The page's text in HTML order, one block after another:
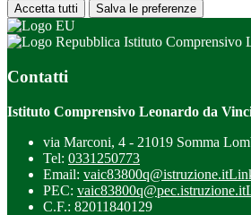
Accetta tutti Salva le preferenze
Istituto Comprensivo
Contatti
Istituto Comprensivo Leonardo da
via Marconi, 4 - 21019 Somma
Tel: 0331250773
Email: vaic83800q@istruzione.it
PEC: vaic83800q@pec.istruzione.it
C.F.: 82011840129